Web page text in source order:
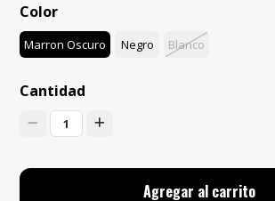
Color
Marron Oscuro Negro Blanco
Cantidad
1
Agregar al carrito